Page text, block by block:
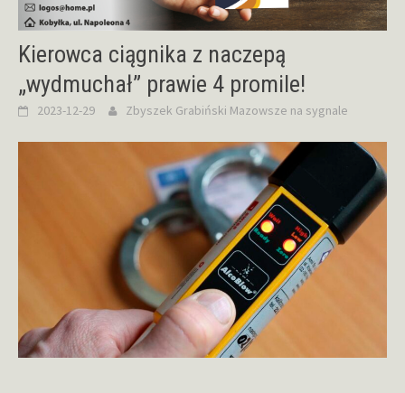
Kierowca ciągnika z naczepą
„wydmuchał” prawie 4 promile!
2023-12-29 Zbyszek Grabiński Mazowsze na sygnale